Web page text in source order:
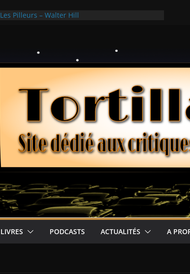
Les Pilleurs – Walter Hill
Ça chauffe au lycée Ridgemont – Amy Heckerling
LIVRES PODCASTS ACTUALITÉS A